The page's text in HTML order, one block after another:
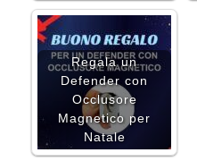
Regala un
Defender con
Occlusore
Magnetico per
Natale